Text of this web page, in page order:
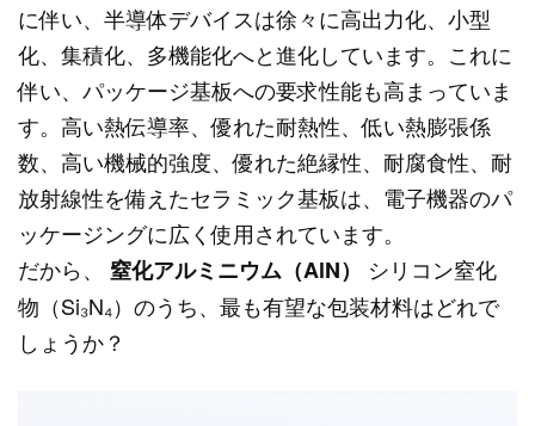
に伴い、半導体デバイスは徐々に高出力化、小型
化、集積化、多機能化へと進化しています。これに
伴い、パッケージ基板への要求性能も高まっていま
す。高い熱伝導率、優れた耐熱性、低い熱膨張係
数、高い機械的強度、優れた絶縁性、耐腐食性、耐
放射線性を備えたセラミック基板は、電子機器のパ
ッケージングに広く使用されています。
だから、 窒化アルミニウム（AlN）
シリコン窒化
物（Si₃N₄）のうち、最も有望な包装材料はどれで
しょうか？